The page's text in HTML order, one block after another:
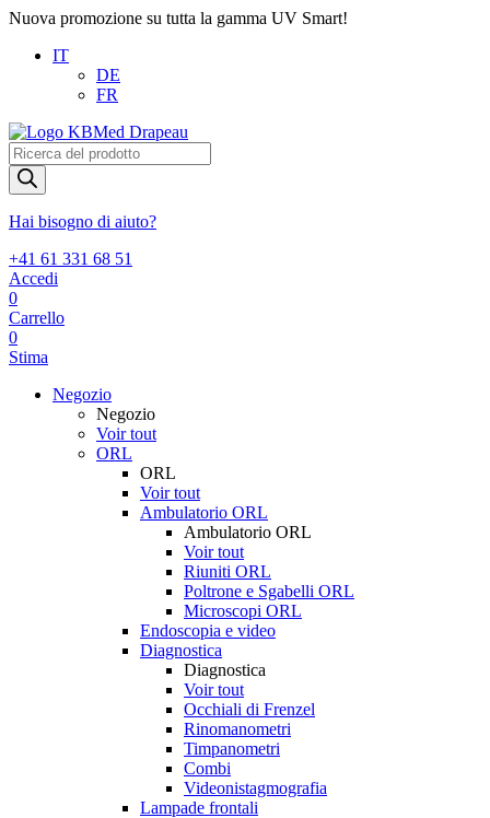
Nuova promozione su tutta la gamma UV Smart!
IT
DE
FR
Products
search
Hai bisogno di aiuto?
+41 61 331 68 51
Accedi
0
Carrello
0
Stima
Negozio
Negozio
Voir tout
ORL
ORL
Voir tout
Ambulatorio ORL
Ambulatorio ORL
Voir tout
Riuniti ORL
Poltrone e Sgabelli ORL
Microscopi ORL
Endoscopia e video
Diagnostica
Diagnostica
Voir tout
Occhiali di Frenzel
Rinomanometri
Timpanometri
Combi
Videonistagmografia
Lampade frontali